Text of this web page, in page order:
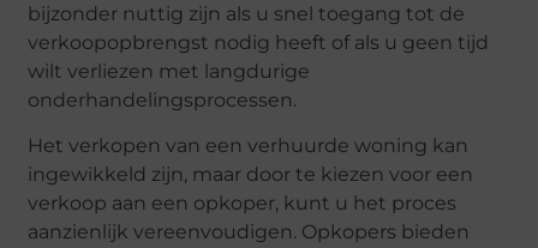
bijzonder nuttig zijn als u snel toegang tot de
verkoopopbrengst nodig heeft of als u geen tijd
wilt verliezen met langdurige
onderhandelingsprocessen.
Het verkopen van een verhuurde woning kan
ingewikkeld zijn, maar door te kiezen voor een
verkoop aan een opkoper, kunt u het proces
aanzienlijk vereenvoudigen. Opkopers bieden